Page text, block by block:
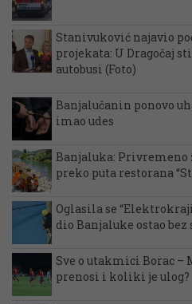
Stanivuković najavio
projekata: U Dragočaj
autobusi (Foto)
Banjalučanin ponovo
imao udes
Banjaluka:
preko puta restorana
Oglasila se
dio Banjaluke ostao bez
Sve o utakmici Borac –
prenosi i koliki je ulog?